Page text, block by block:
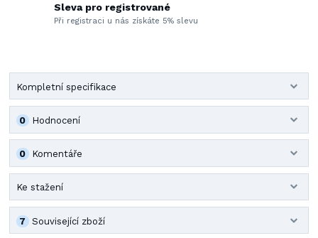
Sleva pro registrované
Při registraci u nás získáte 5% slevu
Kompletní specifikace
Hodnocení
0
Komentáře
0
Ke stažení
Související zboží
7